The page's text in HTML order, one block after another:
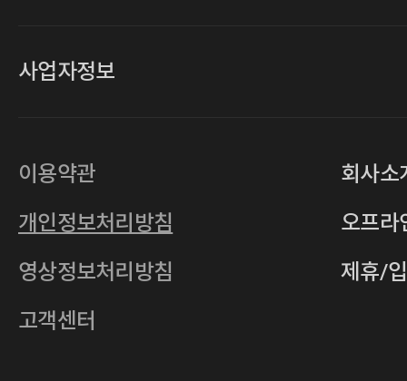
사업자정보
사업자등록번호
통신판매업 2011-서울중구-0149
주소 서울특별시 중구 다산로14길 12 (신당
호스팅사업자
이용약관
개인정보처리방침
영상정보처리방침
고객센터
회사소
오프라
제휴/